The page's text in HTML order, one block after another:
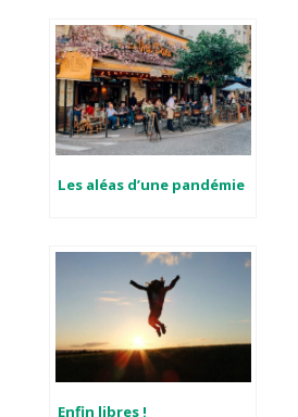
Les aléas d’une pandémie
Enfin libres !